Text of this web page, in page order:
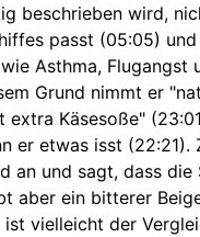
beschrieben wird,
passt (05:05)
Asthma, Flugangst
Grund nimmt er
extra Käsesoße"
er etwas isst (22:21).
an und sagt, dass die
aber ein bitterer
vielleicht der